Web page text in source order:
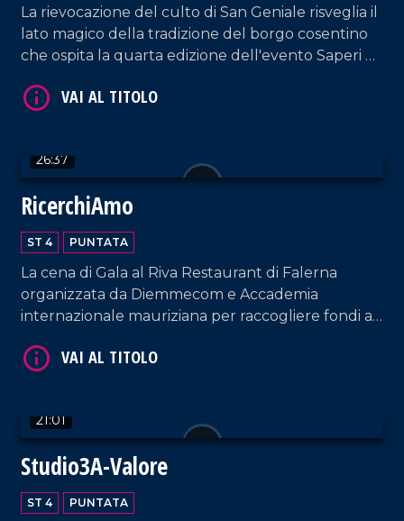
La rievocazione del culto di San Geniale risveglia il
lato magico della tradizione del borgo cosentino
che ospita la quarta edizione dell'evento Saperi e
26:37
RicerchiAmo
ST 4 PUNTATA
La cena di Gala al Riva Restaurant di Falerna
organizzata da Diemmecom e Accademia
internazionale mauriziana per raccogliere fondi a
dell'UMG.
21:01
Studio3A-Valore
ST 4 PUNTATA